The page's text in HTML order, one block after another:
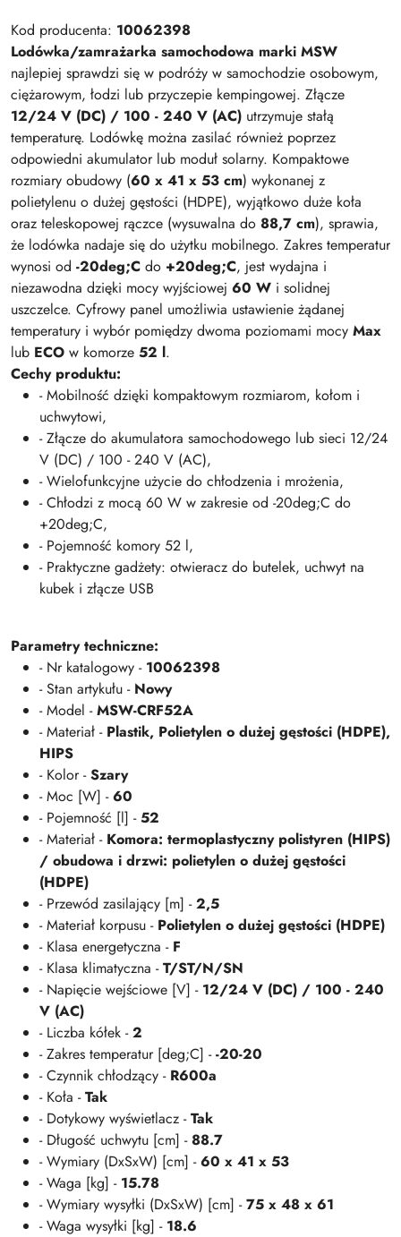
Kod producenta: 10062398
Lodówka/zamrażarka samochodowa marki MSW
najlepiej sprawdzi się w podróży w samochodzie osobowym,
ciężarowym, łodzi lub przyczepie kempingowej. Złącze
12/24 V (DC) / 100 - 240 V (AC) utrzymuje stałą
temperaturę. Lodówkę można zasilać również poprzez
odpowiedni akumulator lub moduł solarny. Kompaktowe
rozmiary obudowy (60 x 41 x 53 cm) wykonanej z
polietylenu o dużej gęstości (HDPE), wyjątkowo duże koła
oraz teleskopowej rączce (wysuwalna do 88,7 cm), sprawia,
że lodówka nadaje się do użytku mobilnego. Zakres temperatur
wynosi od -20deg;C do +20deg;C, jest wydajna i
niezawodna dzięki mocy wyjściowej 60 W i solidnej
uszczelce. Cyfrowy panel umożliwia ustawienie żądanej
temperatury i wybór pomiędzy dwoma poziomami mocy Max
lub ECO w komorze 52 l.
Cechy produktu:
- Mobilność dzięki kompaktowym rozmiarom, kołom i
uchwytowi,
- Złącze do akumulatora samochodowego lub sieci 12/24
V (DC) / 100 - 240 V (AC),
- Wielofunkcyjne użycie do chłodzenia i mrożenia,
- Chłodzi z mocą 60 W w zakresie od -20deg;C do
+20deg;C,
- Pojemność komory 52 l,
- Praktyczne gadżety: otwieracz do butelek, uchwyt na
kubek i złącze USB
Parametry techniczne:
- Nr katalogowy - 10062398
- Stan artykułu - Nowy
- Model -MSW-CRF52A
- Materiał - Plastik, Polietylen o dużej gęstości (HDPE),
HIPS
- Kolor -Szary
- Moc [W] -60
- Pojemność [l] -52
- Materiał - Komora: termoplastyczny polistyren (HIPS)
/ obudowa i drzwi: polietylen o dużej gęstości
(HDPE)
- Przewód zasilający [m] -2,5
- Materiał korpusu - Polietylen o dużej gęstości (HDPE)
- Klasa energetyczna - F
- Klasa klimatyczna -T/ST/N/SN
- Napięcie wejściowe [V] - 12/24 V (DC) / 100 - 240
V (AC)
- Liczba kółek -2
- Zakres temperatur [deg;C] --20-20
- Czynnik chłodzący - R600a
- Koła -Tak
- Dotykowy wyświetlacz -Tak
- Długość uchwytu [cm] -88.7
- Wymiary (DxSxW) [cm] -60 x 41 x 53
- Waga [kg] - 15.78
- Wymiary wysyłki (DxSxW) [cm] -75 x 48 x 61
- Waga wysyłki [kg] - 18.6